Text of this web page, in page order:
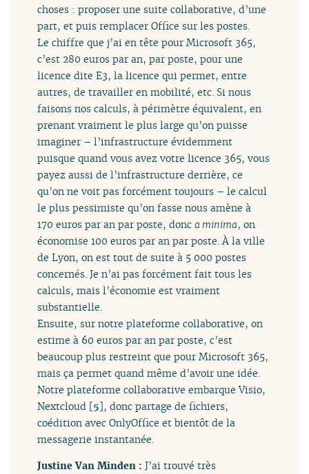
choses : proposer une suite collaborative, d’une
part, et puis remplacer Office sur les postes.
Le chiffre que j’ai en tête pour Microsoft 365,
c’est 280 euros par an, par poste, pour une
licence dite E3, la licence qui permet, entre
autres, de travailler en mobilité, etc. Si nous
faisons nos calculs, à périmètre équivalent, en
prenant vraiment le plus large qu’on puisse
imaginer – l’infrastructure évidemment
puisque quand vous avez votre licence 365, vous
payez aussi de l’infrastructure derrière, ce
qu’on ne voit pas forcément toujours – le calcul
le plus pessimiste qu’on fasse nous amène à
170 euros par an par poste, donca minima, on
économise 100 euros par an par poste. À la ville
de Lyon, on est tout de suite à 5 000 postes
concernés. Je n’ai pas forcément fait tous les
calculs, mais l’économie est vraiment
substantielle.
Ensuite, sur notre plateforme collaborative, on
estime à 60 euros par an par poste, c’est
beaucoup plus restreint que pour Microsoft 365,
mais ça permet quand même d’avoir une idée.
Notre plateforme collaborative embarque Visio,
Nextcloud [5], donc partage de fichiers,
coédition avec OnlyOffice et bientôt de la
messagerie instantanée.
Justine Van Minden :J’ai trouvé très